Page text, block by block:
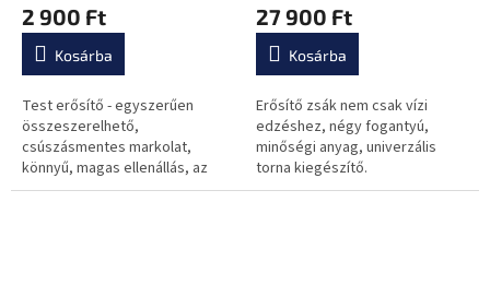
átlagos
értékelése
0,0
csillag.
2 900 Ft
Kosárba
Test erősítő - egyszerűen
összeszerelhető,
csúszásmentes markolat,
könnyű, magas ellenállás, az
egész test erősítésére
átlagos
értékelése
0,0
csillag.
27 900 Ft
Kosárba
Erősítő zsák nem csak vízi
edzéshez, négy fogantyú,
minőségi anyag, univerzális
torna kiegészítő.